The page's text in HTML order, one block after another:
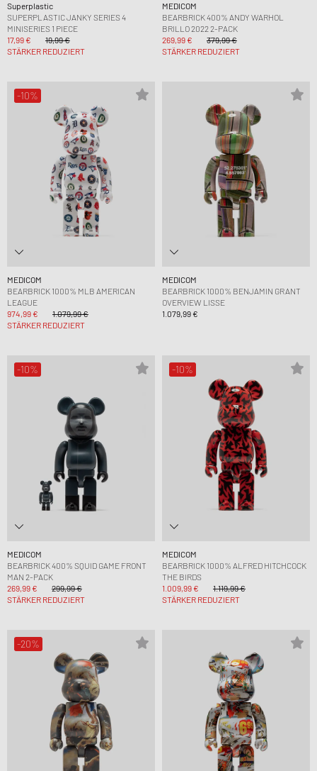
Superplastic
SUPERPLASTIC JANKY SERIES 4
MINISERIES 1 PIECE
17,99 €
19,99 €
STÄRKER REDUZIERT
MEDICOM
BEARBRICK 400% ANDY WARHOL
BRILLO 2022 2-PACK
269,99 €
379,99 €
STÄRKER REDUZIERT
-10%
MEDICOM
BEARBRICK 1000% MLB AMERICAN
LEAGUE
974,99 €
1.079,99 €
STÄRKER REDUZIERT
MEDICOM
BEARBRICK 1000% BENJAMIN GRANT
OVERVIEW LISSE
1.079,99 €
-10%
MEDICOM
BEARBRICK 400% SQUID GAME FRONT
MAN 2-PACK
269,99 €
299,99 €
STÄRKER REDUZIERT
-10%
MEDICOM
BEARBRICK 1000% ALFRED HITCHCOCK
THE BIRDS
1.009,99 €
1.119,99 €
STÄRKER REDUZIERT
-20%